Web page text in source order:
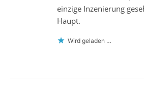
einzige Inzenierung
Haupt.
Wird geladen …